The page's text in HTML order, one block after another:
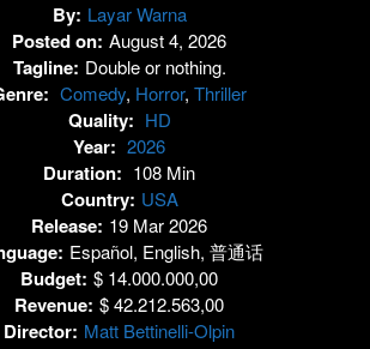
By: Layar Warna
Posted on: August 4, 2026
Tagline: Double or nothing.
Comedy, Horror, Thriller
Quality: HD
Year: 2026
Duration: 108 Min
Country: USA
Release: 19 Mar 2026
Español, English, 普通话
Budget: $ 14.000.000,00
Revenue: $ 42.212.563,00
Director: Matt Bettinelli-Olpin